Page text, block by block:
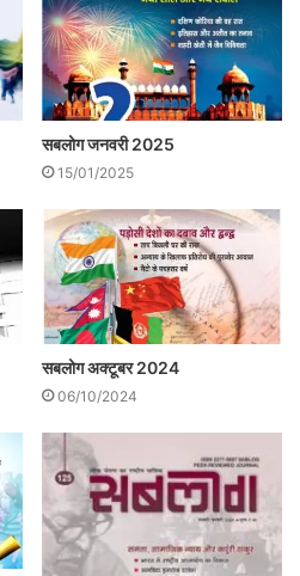
सबलोग जनवरी 2025
15/01/2025
सबलोग अक्टूबर 2024
06/10/2024